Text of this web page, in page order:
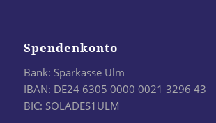
Spendenkonto
Bank: Sparkasse Ulm
IBAN: DE24 6305 0000 0021 3296 43
BIC: SOLADES1ULM